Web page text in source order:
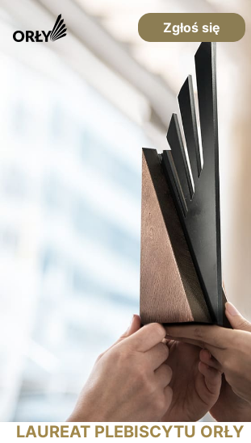
Zgłoś się
LAUREAT PLEBISCYTU ORŁY